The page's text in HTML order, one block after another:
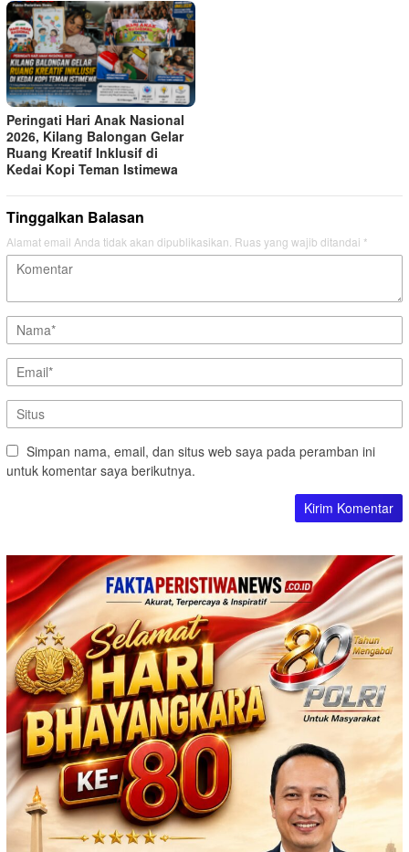
Peringati Hari Anak Nasional
2026, Kilang Balongan Gelar
Ruang Kreatif Inklusif di
Kedai Kopi Teman Istimewa
Tinggalkan Balasan
Alamat email Anda tidak akan dipublikasikan. Ruas yang wajib ditandai *
Simpan nama, email, dan situs web saya pada peramban ini
untuk komentar saya berikutnya.